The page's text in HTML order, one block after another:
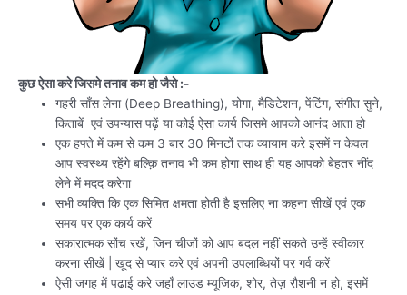
कुछ ऐसा करे जिसमे तनाव कम हो जैसे :-
गहरी साँस लेना (Deep Breathing), योगा, मैडिटेशन, पेंटिंग, संगीत सुने,
किताबें एवं उपन्यास पढ़ें या कोई ऐसा कार्य जिसमे आपको आनंद आता हो
एक हफ्ते में कम से कम 3 बार 30 मिनटों तक व्यायाम करे इसमें न केवल
आप स्वस्थ्य रहेंगे बल्क़ि तनाव भी कम होगा साथ ही यह आपको बेहतर नींद
लेने में मदद करेगा
सभी व्यक्ति कि एक सिमित क्षमता होती है इसलिए ना कहना सीखें एवं एक
समय पर एक कार्य करें
सकारात्मक सोंच रखें, जिन चीजों को आप बदल नहीं सकते उन्हें स्वीकार
करना सीखें | खूद से प्यार करे एवं अपनी उपलाब्धियों पर गर्व करें
ऐसी जगह में पढाई करे जहाँ लाउड म्यूजिक, शोर, तेज़ रौशनी न हो, इसमें